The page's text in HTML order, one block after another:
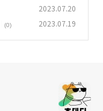
2023.07.20
(0) 2023.07.19